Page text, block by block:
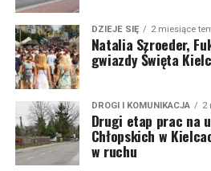
DZIEJE SIĘ 2 miesiące
Natalia Szroeder,
gwiazdy Święta
DROGI I KOMUNIKACJA 2
Drugi etap prac na
Chłopskich w
w ruchu